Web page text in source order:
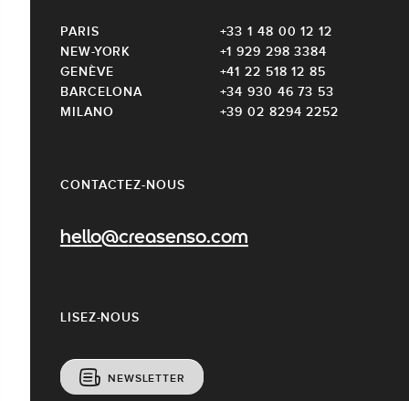
CONTACTEZ-NOUS
hello@creasenso.com
LISEZ-NOUS
NEWSLETTER
PARIS
+33 1 48 00 12 12
NEW-YORK
+1 929 298 3384
GENÈVE
+41 22 518 12 85
BARCELONA
+34 930 46 73 53
MILANO
+39 02 8294 2252